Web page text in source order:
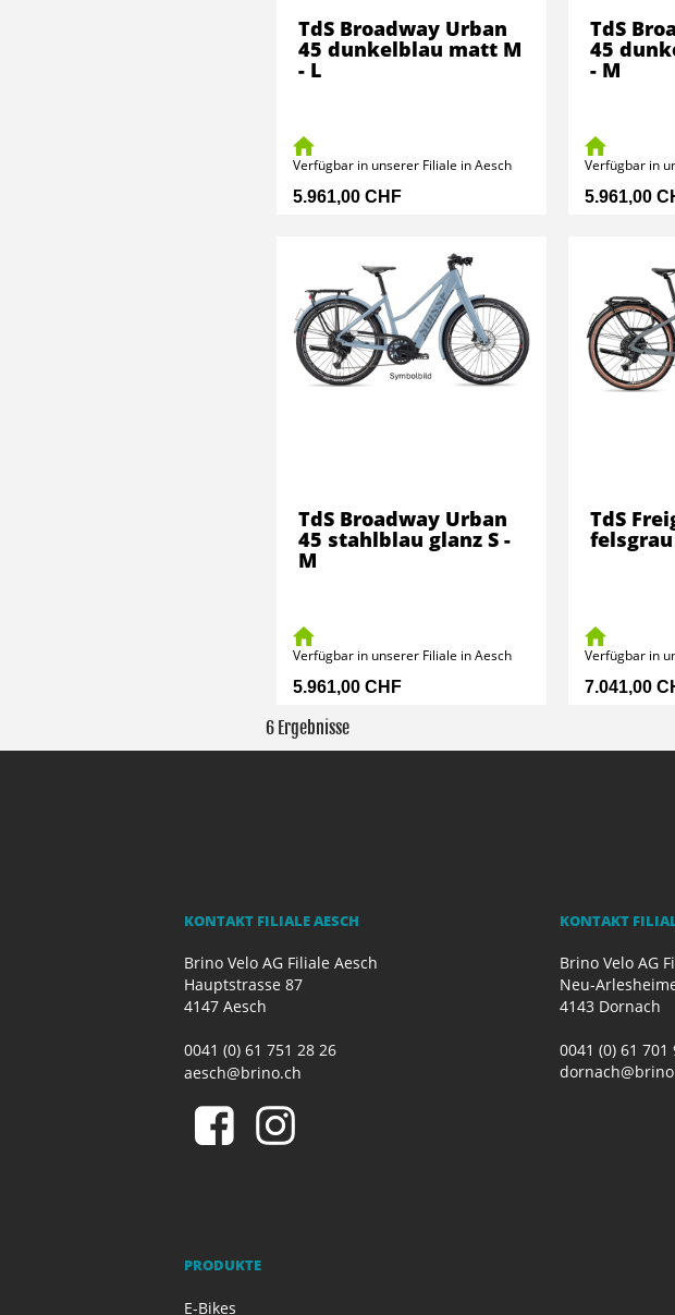
Verfügbar in unserer Filiale in Aesch
5.961,00 CHF
TdS Broadway Urban
45 dunkelblau matt M
- L
Verfügbar in
5.961,00
TdS
45
- M
Verfügbar in unserer Filiale in Aesch
5.961,00 CHF
TdS Broadway Urban
45 stahlblau glanz S -
M
Verfügbar in
7.041,00
TdS
6 Ergebnisse
KONTAKT FILIALE AESCH
Brino Velo AG Filiale Aesch
Hauptstrasse 87
4147 Aesch
0041 (0) 61 751 28 26
aesch@brino.ch
KONTAKT
Brino Velo AG
Neu-
4143 Dornach
0041 (0) 61 701
PRODUKTE
E-Bikes